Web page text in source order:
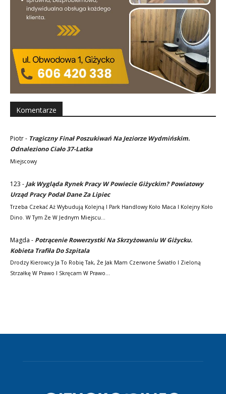
Komentarze
Piotr- Tragiczny Finał Poszukiwań Na Jeziorze Wydmińskim.
Odnaleziono Ciało 37-Latka
Miejscowy
123 - Jak Wygląda Rynek Pracy W Powiecie Giżyckim? Powiatowy
Urząd Pracy Podał Dane Za Lipiec
Trzeba Czekać Aż Wybudują Kolejną I Park Handlowy Koło Maca I Kolejny Koło
Dino. W Tym Że W Jednym Miejscu…
Magda - Potrącenie Rowerzystki Na Skrzyżowaniu W Giżycku.
Kobieta Trafiła Do Szpitala
Drodzy Kierowcy Ja To Robię Tak, Że Jak Mam Czerwone Światło I Zieloną
Strzałkę W Prawo I Skręcam W Prawo…